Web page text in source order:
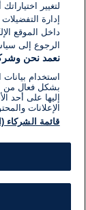
لتغيير
إدارة
داخل الموقع
الرجوع إلى
نعمد نحن
استخدام
بشكل فعال من
إليها على أحد
الإعلانات
قائمة الشركاء